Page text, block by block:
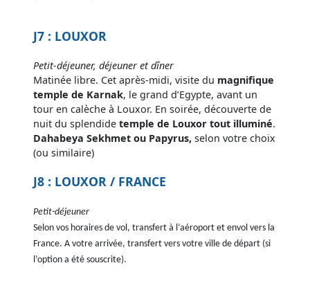
J7 : LOUXOR
Petit-déjeuner, déjeuner et dîner
Matinée libre. Cet après-midi, visite du magnifique
temple de Karnak, le grand d’Egypte, avant un
tour en calèche à Louxor. En soirée, découverte de
nuit du splendide temple de Louxor tout illuminé.
Dahabeya Sekhmet ou Papyrus, selon votre choix
(ou similaire)
J8 : LOUXOR / FRANCE
Petit-déjeuner
Selon vos horaires de vol, transfert à l’aéroport et envol vers la
France. A votre arrivée, transfert vers votre ville de départ (si
l’option a été souscrite).